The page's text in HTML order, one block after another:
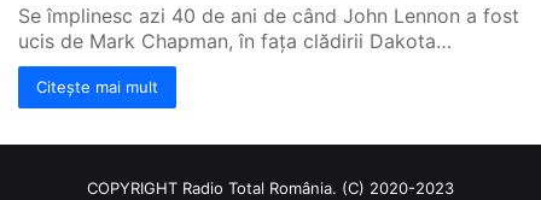
Se împlinesc azi 40 de ani de când John Lennon a fost
ucis de Mark Chapman, în fața clădirii Dakota…
Citește mai mult
COPYRIGHT Radio Total România. (C) 2020-2023